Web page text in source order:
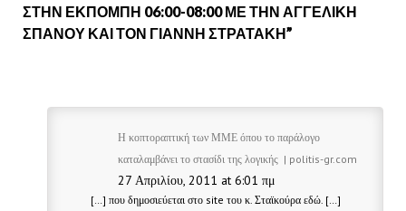
ΣΤΗΝ ΕΚΠΟΜΠΉ 06:00-08:00 ΜΕ ΤΗΝ ΑΓΓΕΛΙΚΉ
ΣΠΑΝΟΎ ΚΑΙ ΤΟΝ ΓΙΆΝΝΗ ΣΤΡΑΤΆΚΗ”
Η κοπτοραπτική των ΜΜΕ όπου το παράλογο
καταλαμβάνει το στασίδι της λογικής | politis-gr.com
27 Απριλίου, 2011 at 6:01 πμ
[…] που δημοσιεύεται στο site του κ. Σταϊκούρα εδώ. […]